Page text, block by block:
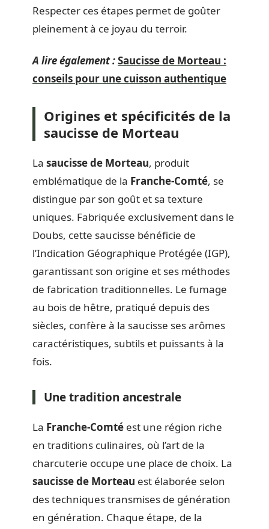
Respecter ces étapes permet de goûter
pleinement à ce joyau du terroir.
A lire également :Saucisse de Morteau :
conseils pour une cuisson authentique
Origines et spécificités de la
saucisse de Morteau
La saucisse de Morteau, produit
emblématique de la Franche-Comté, se
distingue par son goût et sa texture
uniques. Fabriquée exclusivement dans le
Doubs, cette saucisse bénéficie de
l’Indication Géographique Protégée (IGP),
garantissant son origine et ses méthodes
de fabrication traditionnelles. Le fumage
au bois de hêtre, pratiqué depuis des
siècles, confère à la saucisse ses arômes
caractéristiques, subtils et puissants à la
fois.
Une tradition ancestrale
La Franche-Comté est une région riche
en traditions culinaires, où l’art de la
charcuterie occupe une place de choix. La
saucisse de Morteau est élaborée selon
des techniques transmises de génération
en génération. Chaque étape, de la